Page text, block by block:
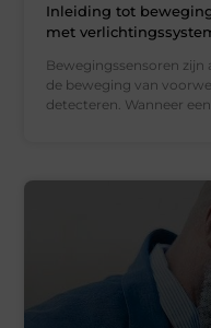
Inleiding tot
met
Bewegingssensoren
de beweging van
detecteren. Wanneer